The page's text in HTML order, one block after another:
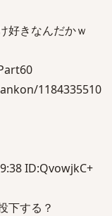
好きなんだかｗ
1184335510
ID:QvowjkC+
下する？